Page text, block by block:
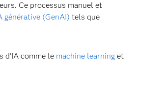
Ce processus manuel et
générative (GenAI) tels que
d'IA comme le machine learning et